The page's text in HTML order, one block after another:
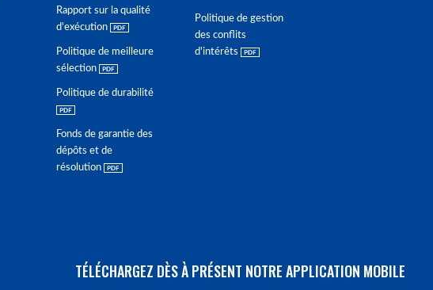
Rapport sur la qualité
d'exécution
Politique de meilleure
sélection
Politique de durabilité
Fonds de garantie des
dépôts et de
résolution
Politique de gestion
des conflits
d'intérêts
TÉLÉCHARGEZ DÈS À PRÉSENT NOTRE APPLICATION MOBILE